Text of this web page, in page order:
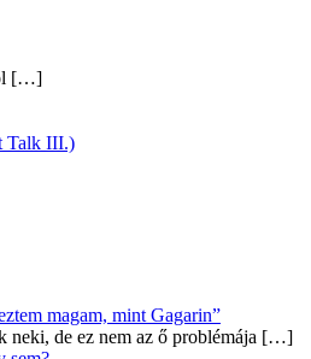
[…]
Talk III.)
magam, mint Gagarin”
neki, de ez nem az ő problémája […]